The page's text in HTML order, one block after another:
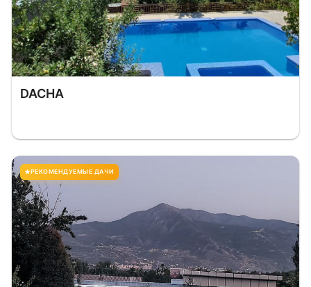
DACHA
РЕКОМЕНДУЕМЫЕ ДАЧИ